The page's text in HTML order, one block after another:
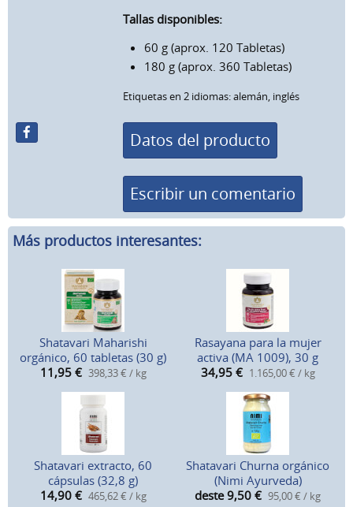
Tallas disponibles:
60 g (aprox. 120 Tabletas)
180 g (aprox. 360 Tabletas)
Etiquetas en 2 idiomas: alemán, inglés
Datos del producto
Escribir un comentario
Más productos interesantes:
Shatavari Maharishi
orgánico, 60 tabletas (30 g)
11,95 € 398,33 € / kg
Rasayana para la mujer
activa (MA 1009), 30 g
34,95 € 1.165,00 € / kg
Shatavari extracto, 60
cápsulas (32,8 g)
14,90 € 465,62 € / kg
Shatavari Churna orgánico
(Nimi Ayurveda)
deste 9,50 € 95,00 € / kg